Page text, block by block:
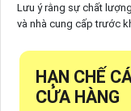
Lưu ý rằng sự chất
và nhà cung cấp trước
HẠN CHẾ
CỬA HÀNG